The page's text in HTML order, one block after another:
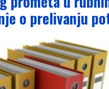
o prelivanju